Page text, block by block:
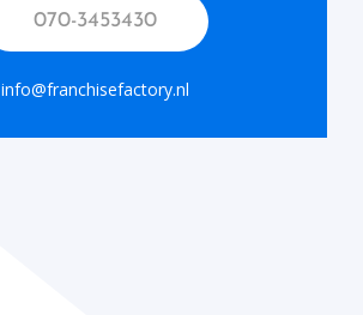
070-3453430
info@franchisefactory.nl